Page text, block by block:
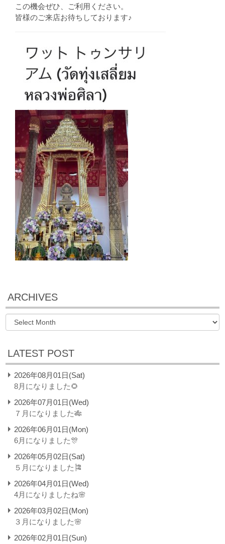
この機会ぜひ、ご利用ください。
皆様のご来店お待ちしております♪
ARCHIVES
LATEST POST
2026年08月01日(Sat)
8月になりました🌻
2026年07月01日(Wed)
７月になりました🎋
2026年06月01日(Mon)
6月になりました🎊
2026年05月02日(Sat)
５月になりました🎏
2026年04月01日(Wed)
4月になりましたね🌸
2026年03月02日(Mon)
３月になりました🌸
2026年02月01日(Sun)